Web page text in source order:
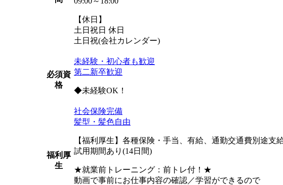
【休日】
土日祝日 休日
土日祝(会社カレンダー)
必須資
格
未経験・初心者も歓迎
第二新卒歓迎
◆未経験OK！
福利厚
生
社会保険完備
髪型・髪色自由
【福利厚生】各種保険・手当、有給、通勤交通費別
試用期間あり(14日間)
★就業前トレーニング：前トレ付！★
動画で事前にお仕事内容の確認／学習ができるので